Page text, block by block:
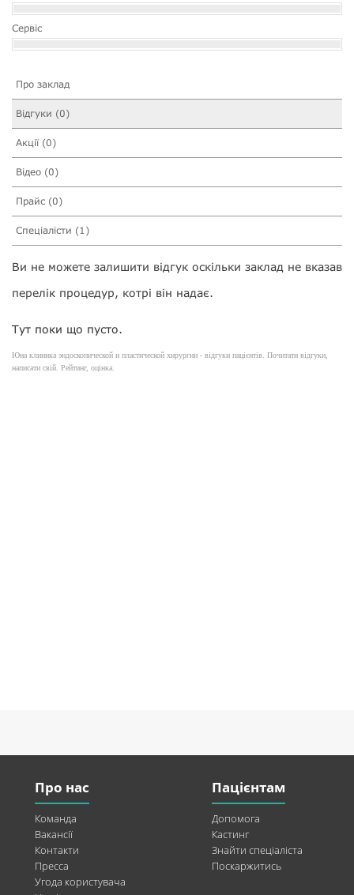
Сервіс
Про заклад
Відгуки (0)
Акції (0)
Відео (0)
Прайс (0)
Спеціалісти (1)
Ви не можете залишити відгук оскільки заклад не вказав
перелік процедур, котрі він надає.
Тут поки що пусто.
Юна клиника эндоскопической и пластической хирургии - відгуки пацієнтів. Почитати відгуки,
написати свій. Рейтинг, оцінка.
Про нас
Команда
Вакансії
Контакти
Пресса
Угода користувача
Пацієнтам
Допомога
Кастинг
Знайти спеціаліста
Поскаржитись